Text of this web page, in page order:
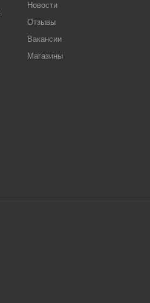
Новости
Отзывы
Вакансии
Магазины